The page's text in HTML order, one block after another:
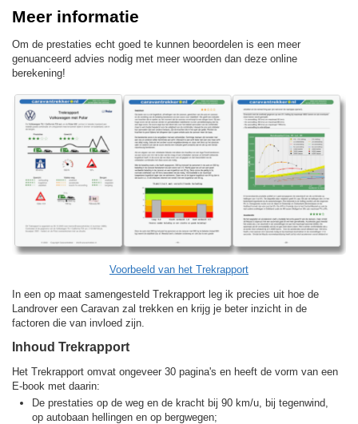
Meer informatie
Om de prestaties echt goed te kunnen beoordelen is een meer
genuanceerd advies nodig met meer woorden dan deze online
berekening!
Voorbeeld van het Trekrapport
In een op maat samengesteld Trekrapport leg ik precies uit hoe de
Landrover een Caravan zal trekken en krijg je beter inzicht in de
factoren die van invloed zijn.
Inhoud Trekrapport
Het Trekrapport omvat ongeveer 30 pagina's en heeft de vorm van een
E-book met daarin:
De prestaties op de weg en de kracht bij 90 km/u, bij tegenwind,
op autobaan hellingen en op bergwegen;